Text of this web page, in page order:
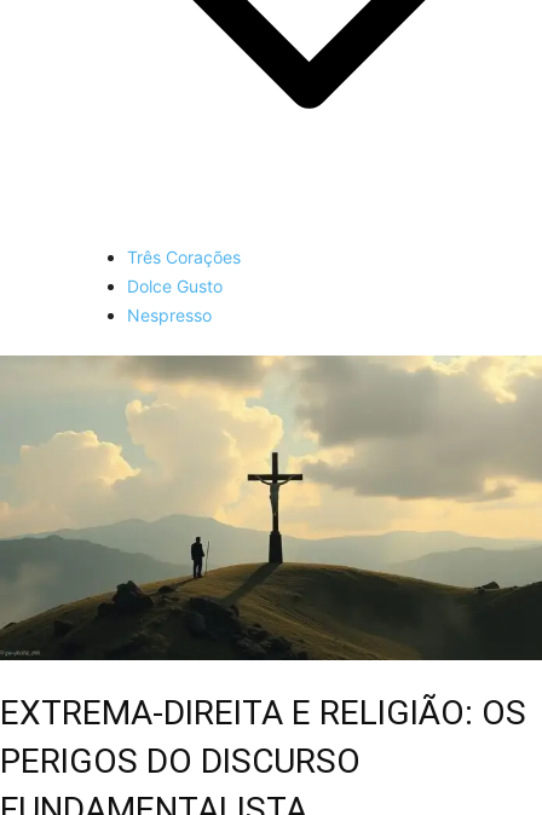
Três Corações
Dolce Gusto
Nespresso
EXTREMA-DIREITA E RELIGIÃO: OS
PERIGOS DO DISCURSO